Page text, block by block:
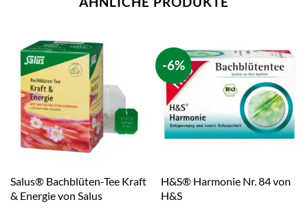
Salus® Bachblüten-Tee Kraft
& Energie von Salus
-6%
H&S® Harmonie Nr. 84 von
H&S